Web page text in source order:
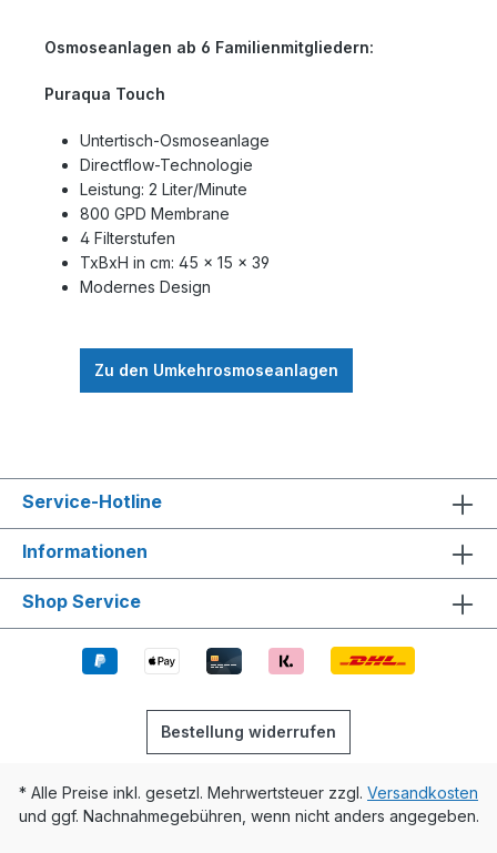
Osmoseanlagen ab 6 Familienmitgliedern:
Puraqua Touch
Untertisch-Osmoseanlage
Directflow-Technologie
Leistung: 2 Liter/Minute
800 GPD Membrane
4 Filterstufen
TxBxH in cm: 45 x 15 x 39
Modernes Design
Zu den Umkehrosmoseanlagen
Service-Hotline
Informationen
Shop Service
Bestellung widerrufen
* Alle Preise inkl. gesetzl. Mehrwertsteuer zzgl. Versandkosten
und ggf. Nachnahmegebühren, wenn nicht anders angegeben.